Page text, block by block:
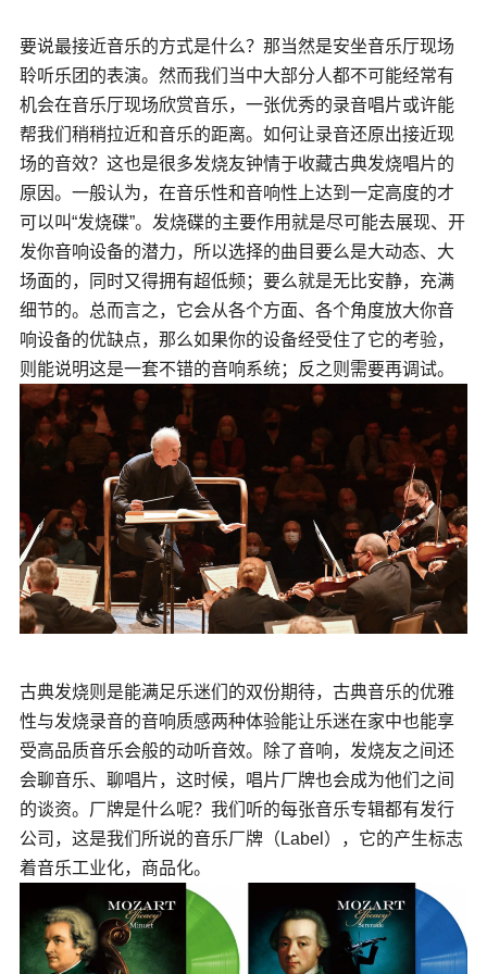
要说最接近音乐的方式是什么？那当然是安坐音乐厅现场
聆听乐团的表演。然而我们当中大部分人都不可能经常有
机会在音乐厅现场欣赏音乐，一张优秀的录音唱片或许能
帮我们稍稍拉近和音乐的距离。如何让录音还原出接近现
场的音效？这也是很多发烧友钟情于收藏古典发烧唱片的
原因。一般认为，在音乐性和音响性上达到一定高度的才
可以叫“发烧碟”。发烧碟的主要作用就是尽可能去展现、开
发你音响设备的潜力，所以选择的曲目要么是大动态、大
场面的，同时又得拥有超低频；要么就是无比安静，充满
细节的。总而言之，它会从各个方面、各个角度放大你音
响设备的优缺点，那么如果你的设备经受住了它的考验，
则能说明这是一套不错的音响系统；反之则需要再调试。
古典发烧则是能满足乐迷们的双份期待，古典音乐的优雅
性与发烧录音的音响质感两种体验能让乐迷在家中也能享
受高品质音乐会般的动听音效。除了音响，发烧友之间还
会聊音乐、聊唱片，这时候，唱片厂牌也会成为他们之间
的谈资。厂牌是什么呢？我们听的每张音乐专辑都有发行
公司，这是我们所说的音乐厂牌（Label），它的产生标志
着音乐工业化，商品化。